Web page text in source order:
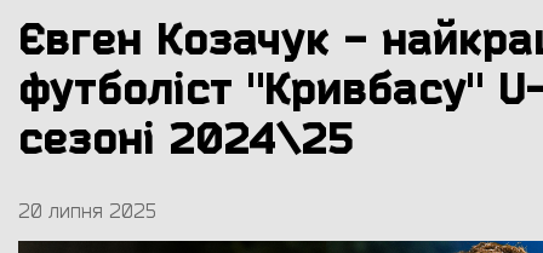
Євген Козачук -
футболіст "Кривбасу"
сезоні 2024\25
20 липня 2025